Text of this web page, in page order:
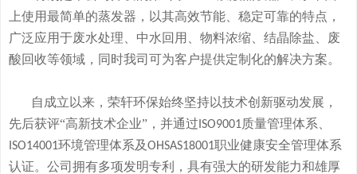
上使用最简单的蒸发器， 以其高效节能、稳定可靠的特点，
广泛应用于废水处理、中水回用、物料浓缩、结晶除盐、废
酸回收等领域， 同时我司可为客户提供定制化的解决方案。
自成立以来，荣轩环保始终坚持以技术创新驱动发展，
先后获评“高新技术企业”，并通过 ISO9001质量管理体系、
ISO14001环境管理体系及OHSAS18001职业健康安全管理体系
认证。公司拥有多项发明专利，具有强大的研发能力和雄厚